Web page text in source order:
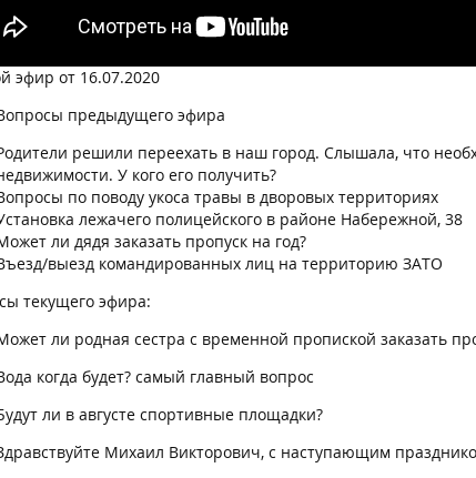
эфир от 16.07.2020
предыдущего эфира
решили переехать в наш город. Слышала, что
У кого его получить?
по поводу укоса травы в дворовых территориях
лежачего полицейского в районе Набережной, 38
ли дядя заказать пропуск на год?
выезд командированных лиц на территорию ЗАТО
текущего эфира:
ли родная сестра с временной пропиской заказать
когда будет? самый главный вопрос
ли в августе спортивные площадки?
Михаил Викторович, с наступающим